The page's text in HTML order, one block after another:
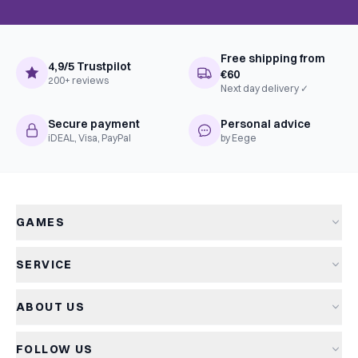
4,9/5 Trustpilot
200+ reviews
Free shipping from
€60
Next day delivery ✓
Secure payment
iDEAL, Visa, PayPal
Personal advice
by Eege
GAMES
New arrivals
SERVICE
Returns
ABOUT US
FOLLOW US